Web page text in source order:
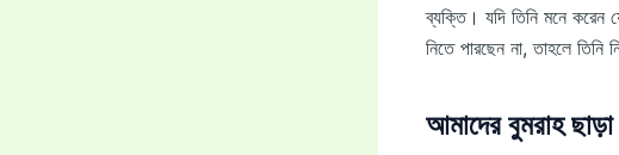
ব্যক্তি। যদি তিনি মনে করেন
নিতে পারছেন না, তাহলে
আমাদের বুমরাহ